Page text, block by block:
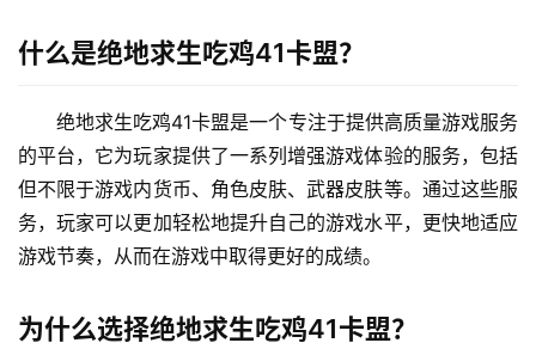
什么是绝地求生吃鸡41卡盟？
绝地求生吃鸡41卡盟是一个专注于提供高质量游戏服务
的平台，它为玩家提供了一系列增强游戏体验的服务，包括
但不限于游戏内货币、角色皮肤、武器皮肤等。通过这些服
务，玩家可以更加轻松地提升自己的游戏水平，更快地适应
游戏节奏，从而在游戏中取得更好的成绩。
为什么选择绝地求生吃鸡41卡盟？